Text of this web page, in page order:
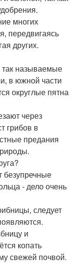
многих
передвигаясь
других.
так называемые
в южной части
округлые пятна
через
грибов в
предания
безупречные
- дело очень
следует
и
копать
свежей почвой.